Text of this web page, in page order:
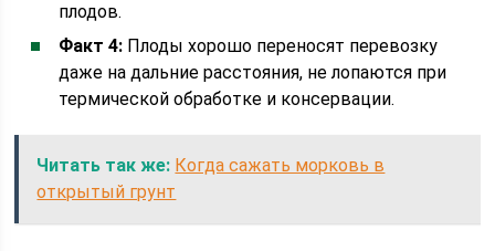
плодов.
Факт 4: Плоды хорошо переносят перевозку
даже на дальние расстояния, не лопаются при
термической обработке и консервации.
Читать так же: Когда сажать морковь в
открытый грунт